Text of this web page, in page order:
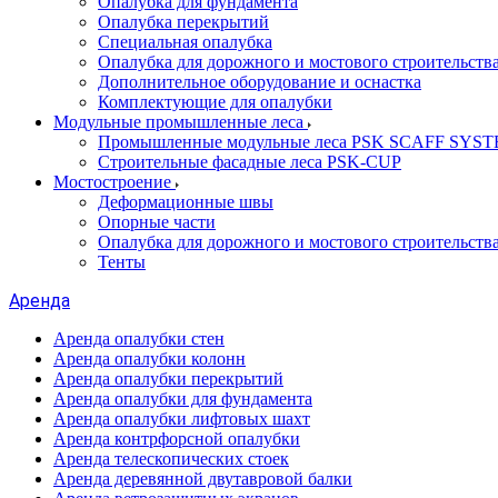
Опалубка перекрытий
Специальная опалубка
Опалубка для дорожного и мостового строительства
Дополнительное оборудование и оснастка
Комплектующие для опалубки
Модульные промышленные леса
Промышленные модульные леса PSK SCAFF
Строительные фасадные леса PSK-CUP
Мостостроение
Деформационные швы
Опорные части
Опалубка для дорожного и мостового строительства
Тенты
Аренда
Аренда опалубки стен
Аренда опалубки колонн
Аренда опалубки перекрытий
Аренда опалубки для фундамента
Аренда опалубки лифтовых шахт
Аренда контрфорсной опалубки
Аренда телескопических стоек
Аренда деревянной двутавровой балки